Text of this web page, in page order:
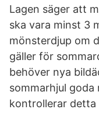
Lagen säger att
ska vara minst 3
mönsterdjup om
gäller för
behöver nya
sommarhjul goda
kontrollerar detta